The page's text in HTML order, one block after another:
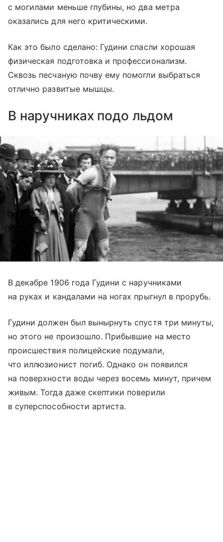
с могилами меньше глубины, но два метра
оказались для него критическими.
Как это было сделано: Гудини спасли хорошая
физическая подготовка и профессионализм.
Сквозь песчаную почву ему помогли выбраться
отлично развитые мышцы.
В наручниках подо льдом
В декабре 1906 года Гудини с наручниками
на руках и кандалами на ногах прыгнул в прорубь.
Гудини должен был вынырнуть спустя три минуты,
но этого не произошло. Прибывшие на место
происшествия полицейские подумали,
что иллюзионист погиб. Однако он появился
на поверхности воды через восемь минут, причем
живым. Тогда даже скептики поверили
в суперспособности артиста.